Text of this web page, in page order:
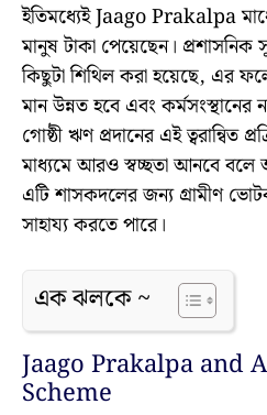
ইতিমধ্যেই Jaago Prakalpa
মানুষ টাকা পেয়েছেন। প্রশাসনিক
কিছুটা শিথিল করা হয়েছে, এর ফলে
মান উন্নত হবে এবং কর্মসংস্থানের
গোষ্ঠী ঋণ প্রদানের এই ত্বরান্বিত
মাধ্যমে আরও স্বচ্ছতা আনবে বলে
এটি শাসকদলের জন্য গ্রামীণ
সাহায্য করতে পারে।
এক ঝলকে ~
Jaago Prakalpa and
Scheme